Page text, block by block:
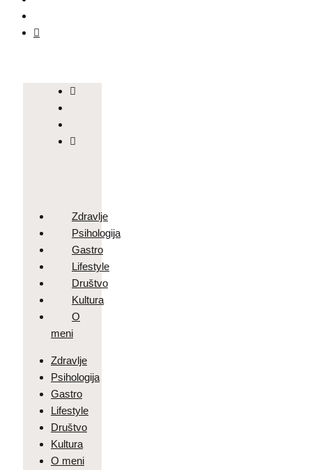
Zdravlje
Psihologija
Gastro
Lifestyle
Društvo
Kultura
O
meni
Zdravlje
Psihologija
Gastro
Lifestyle
Društvo
Kultura
O meni